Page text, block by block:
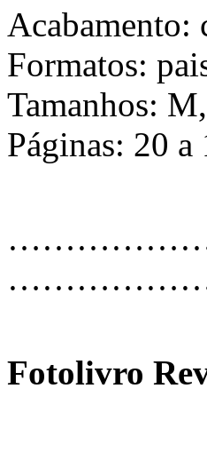
Acabamento:
Formatos:
Tamanhos:
Páginas: 20 a
Fotolivro